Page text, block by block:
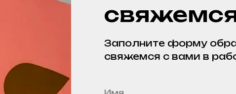
Заполните форму
свяжемся с вами в